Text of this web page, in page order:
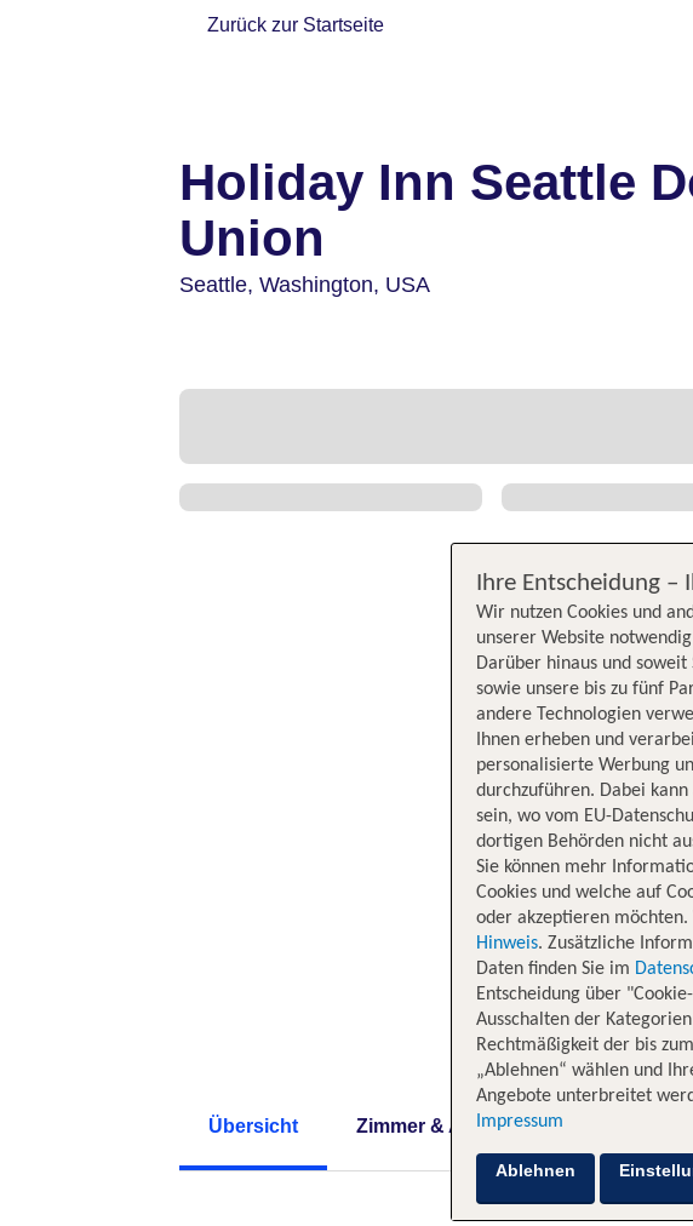
Zurück zur Startseite
Holiday Inn Seattle
Union
Seattle, Washington, USA
Übersicht Zimmer & Angebote
Ihre Entscheidung –
Wir nutzen Cookies und
unserer Website
Darüber hinaus und
sowie unsere bis zu fünf
andere Technologien
Ihnen erheben und
personalisierte Werbung
durchzuführen. Dabei
sein, wo vom EU-
dortigen Behörden nicht
Sie können mehr
Cookies und welche auf
oder akzeptieren
Hinweis. Zusätzliche
Daten finden Sie im
Entscheidung über
Ausschalten der
Rechtmäßigkeit der bis
„Ablehnen“ wählen und
Angebote unterbreitet
Impressum
Ablehnen